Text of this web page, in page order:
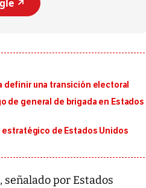
↗️
definir una transición electoral
de general de brigada en Estados
estratégico de Estados Unidos
, señalado por Estados